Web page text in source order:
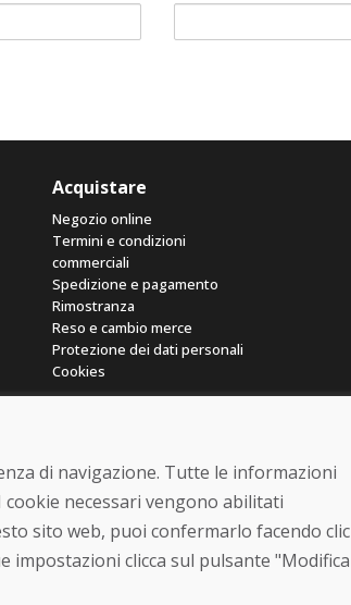
Acquistare
Negozio online
Termini e condizioni
commerciali
Spedizione e pagamento
Rimostranza
Reso e cambio merce
Protezione dei dati personali
Cookies
© DOMIVOSPORT 2026, tutti i diritti riservati
DUFEKSOFT creazione di e-shop
di navigazione. Tutte le informazioni
necessari vengono abilitati
sito web, puoi confermarlo facendo clic
impostazioni clicca sul pulsante "Modifica